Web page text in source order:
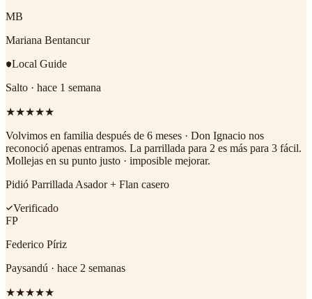
MB
Mariana Bentancur
Local Guide
Salto · hace 1 semana
★★★★★
Volvimos en familia después de 6 meses · Don Ignacio nos
reconoció apenas entramos. La parrillada para 2 es más para 3 fácil.
Mollejas en su punto justo · imposible mejorar.
Pidió Parrillada Asador + Flan casero
Verificado
FP
Federico Píriz
Paysandú · hace 2 semanas
★★★★★